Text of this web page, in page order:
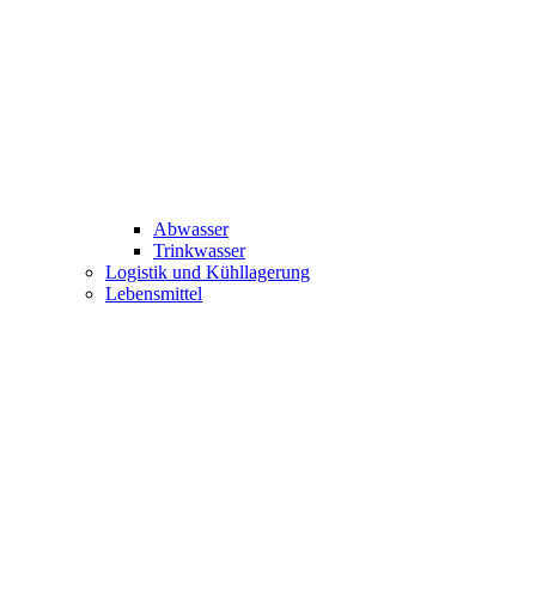
Abwasser
Trinkwasser
Logistik und Kühllagerung
Lebensmittel